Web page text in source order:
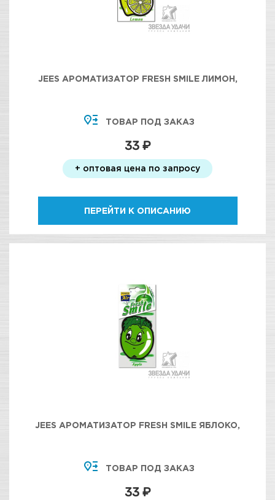
JEES АРОМАТИЗАТОР FRESH SMILE ЛИМОН,
ТОВАР ПОД ЗАКАЗ
33 ₽
+ оптовая цена по запросу
ПЕРЕЙТИ К ОПИСАНИЮ
JEES АРОМАТИЗАТОР FRESH SMILE ЯБЛОКО,
ТОВАР ПОД ЗАКАЗ
33 ₽